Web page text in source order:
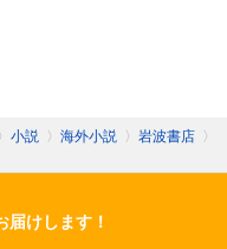
〉 小説 〉 海外小説 〉 岩波書店 〉
届けします！